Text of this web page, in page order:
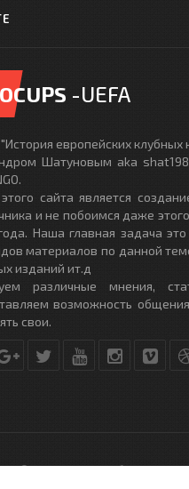
-UEFA
европейских
Шатуновым aka
сайта является
и не побоимся даже
Наша главная задача
материалов по данной
изданий ит.д
различные мнения,
возможность
свои.
© 2010-2017. Разработано